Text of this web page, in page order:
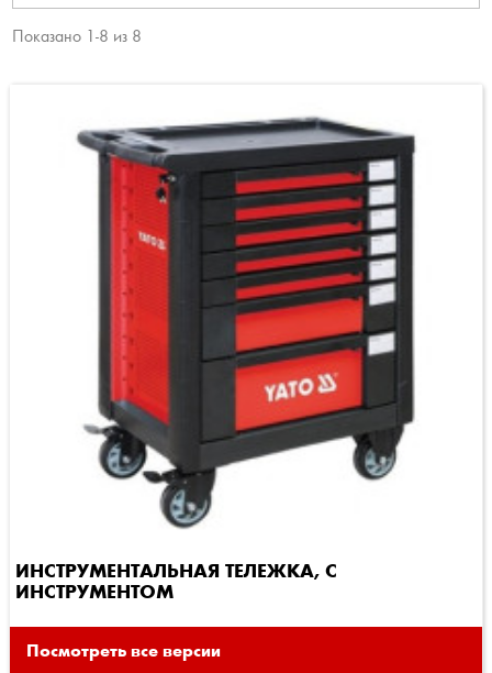
Показано 1-8 из 8
ИНСТРУМЕНТАЛЬНАЯ ТЕЛЕЖКА, С
ИНСТРУМЕНТОМ
Посмотреть все версии